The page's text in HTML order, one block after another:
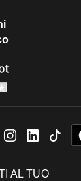
AL TUO